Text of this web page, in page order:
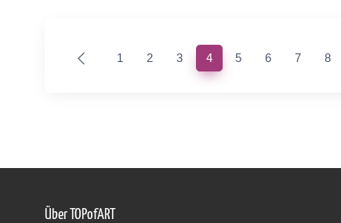
1 2 3 4(current)
5 6 7 8
Über TOPofART